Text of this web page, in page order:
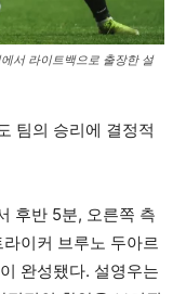
서 라이트백으로 출장한 설
팀의 승리에 결정적
후반 5분, 오른쪽 측
이커 브루노 두아르
완성됐다. 설영우는